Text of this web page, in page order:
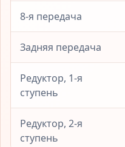
8-я передача
Задняя передача
Редуктор, 1-я
ступень
Редуктор, 2-я
ступень